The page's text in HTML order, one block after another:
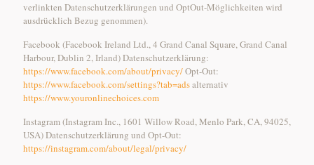
verlinkten Datenschutzerklärungen und OptOut-Möglichkeiten wird
ausdrücklich Bezug genommen).
Facebook (Facebook Ireland Ltd., 4 Grand Canal Square, Grand Canal
Harbour, Dublin 2, Irland) Datenschutzerklärung:
https://www.facebook.com/about/privacy/Opt-Out:
https://www.facebook.com/settings?tab=adsalternativ
https://www.youronlinechoices.com
Instagram (Instagram Inc., 1601 Willow Road, Menlo Park, CA, 94025,
USA) Datenschutzerklärung und Opt-Out:
https://instagram.com/about/legal/privacy/